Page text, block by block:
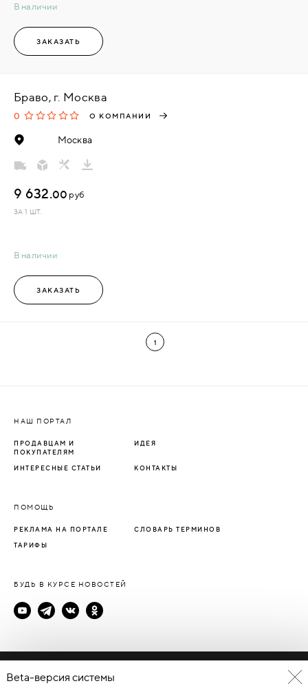
В наличии
ЗАКАЗАТЬ
Браво, г. Москва
0 О КОМПАНИИ
Москва
В наличии
9 632.00 руб
ЗА 1 ШТ.
ЗАКАЗАТЬ
1
НАШ ПОРТАЛ
ПРОДАВЦАМ И
ПОКУПАТЕЛЯМ
ИДЕЯ
ИНТЕРЕСНЫЕ СТАТЬИ КОНТАКТЫ
ПОМОЩЬ
РЕКЛАМА НА ПОРТАЛЕ СЛОВАРЬ ТЕРМИНОВ
ТАРИФЫ
БУДЬ В КУРСЕ НОВОСТЕЙ
Политика конфиденциальности
Beta-версия системы